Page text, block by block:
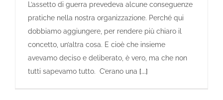
L’assetto di guerra prevedeva alcune conseguenze
pratiche nella nostra organizzazione. Perché qui
dobbiamo aggiungere, per rendere più chiaro il
concetto, un’altra cosa. E cioè che insieme
avevamo deciso e deliberato, è vero, ma che non
tutti sapevamo tutto. C’erano una [...]